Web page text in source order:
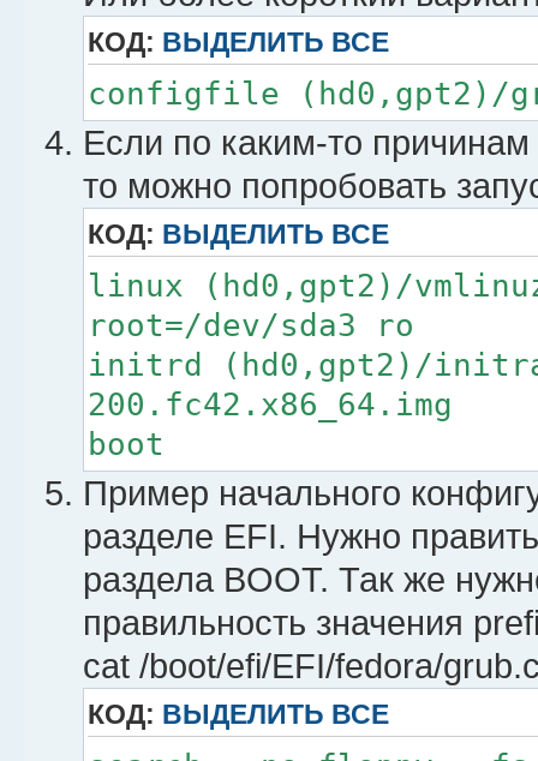
КОД: ВЫДЕЛИТЬ ВСЕ
configfile (hd0,gpt2)/
Если по каким-то
то можно попробовать
КОД: ВЫДЕЛИТЬ ВСЕ
linux (hd0,gpt2)/
root=/dev/sda3 ro
initrd (hd0,gpt2)/
200.fc42.x86_64.img
boot
Пример начального
разделе EFI. Нужно
раздела BOOT. Так же
правильность значения
cat /boot/efi/EFI/fedora/
КОД: ВЫДЕЛИТЬ ВСЕ